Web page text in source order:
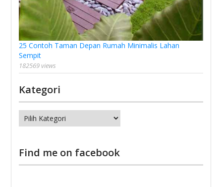
25 Contoh Taman Depan Rumah Minimalis Lahan
Sempit
182569 views
Kategori
Kategori
Find me on facebook